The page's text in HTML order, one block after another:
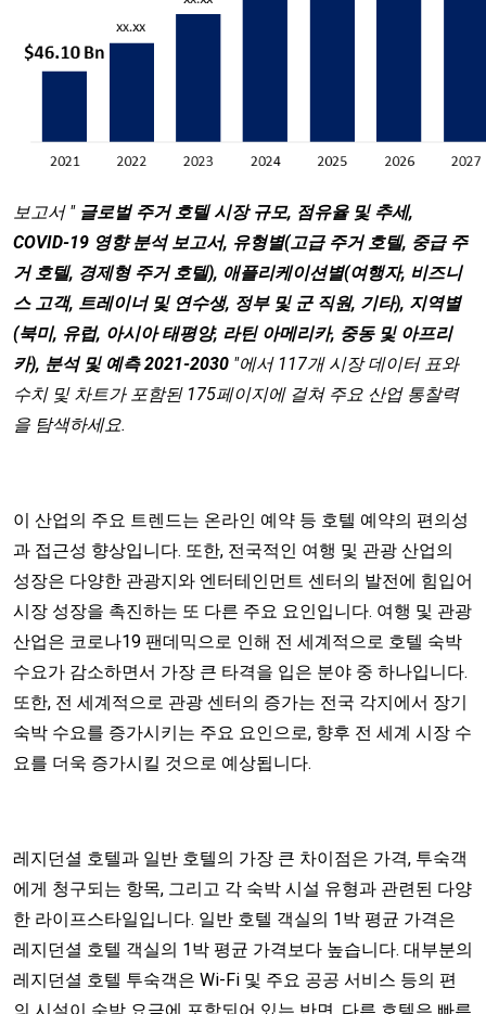
보고서 " 글로벌 주거 호텔 시장 규모, 점유율 및 추세,
COVID-19 영향 분석 보고서, 유형별(고급 주거 호텔, 중급 주
거 호텔, 경제형 주거 호텔), 애플리케이션별(여행자, 비즈니
스 고객, 트레이너 및 연수생, 정부 및 군 직원, 기타), 지역별
(북미, 유럽, 아시아 태평양, 라틴 아메리카, 중동 및 아프리
카), 분석 및 예측 2021-2030 "에서 117개 시장 데이터 표와
수치 및 차트가 포함된 175페이지에 걸쳐 주요 산업 통찰력
을 탐색하세요.
이 산업의 주요 트렌드는 온라인 예약 등 호텔 예약의 편의성
과 접근성 향상입니다. 또한, 전국적인 여행 및 관광 산업의
성장은 다양한 관광지와 엔터테인먼트 센터의 발전에 힘입어
시장 성장을 촉진하는 또 다른 주요 요인입니다. 여행 및 관광
산업은 코로나19 팬데믹으로 인해 전 세계적으로 호텔 숙박
수요가 감소하면서 가장 큰 타격을 입은 분야 중 하나입니다.
또한, 전 세계적으로 관광 센터의 증가는 전국 각지에서 장기
숙박 수요를 증가시키는 주요 요인으로, 향후 전 세계 시장 수
요를 더욱 증가시킬 것으로 예상됩니다.
레지던셜 호텔과 일반 호텔의 가장 큰 차이점은 가격, 투숙객
에게 청구되는 항목, 그리고 각 숙박 시설 유형과 관련된 다양
한 라이프스타일입니다. 일반 호텔 객실의 1박 평균 가격은
레지던셜 호텔 객실의 1박 평균 가격보다 높습니다. 대부분의
레지던셜 호텔 투숙객은 Wi-Fi 및 주요 공공 서비스 등의 편